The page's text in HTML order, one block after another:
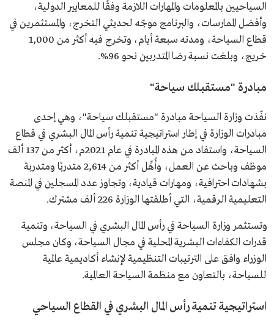
السياحيين بالمعلومات والمهارات اللازمة وفقًا للمعايير الدولية،
وأفضل الممارسات، والبرنامج موجّه لحديثي التخرج، والمستثمرين في
قطاع السياحة، ومدته سبعة أيام، وتخرج فيه أكثر من 1,000
خريج، وبلغت نسبة رضا المتدربين نحو 96%.
مبادرة "مستقبلك سياحة"
نفّذت وزارة السياحة مبادرة "مستقبلك سياحة"، وهي إحدى
مبادرات الوزارة في إطار استراتيجية تنمية رأس المال البشري في قطاع
السياحة، واستفاد من هذه المبادرة في عام 2021م، أكثر من 137 ألف
موظف وباحث عن العمل، وأُهِّل أكثر من 2,614 متدربًا ومتدربة
بشهادات احترافية، ومهارات قيادية، وتجاوز عدد المسجلين في المنصة
التعليمية الرقمية، التي أطلقتها الوزارة 226 ألف مشترك.
وتستثمر وزارة السياحة في رأس المال البشري في السياحة، وتنمية
قدرات الكفاءات البشرية المحلية في مجال السياحة، وكان مجلس
الوزراء وافق على الترتيبات التنظيمية لإنشاء أكاديمية عالمية
للسياحة، بالتعاون مع منظمة السياحة العالمية.
استراتيجية تنمية رأس المال البشري في القطاع السياحي